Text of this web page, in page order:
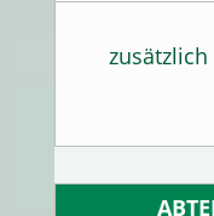
zusätzlich